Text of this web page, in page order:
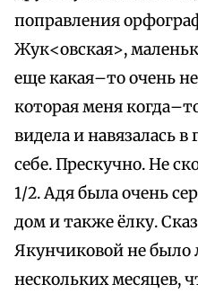
поправления
Жук<овская>,
еще какая–то очень
которая меня
видела и навязалась в
себе. Прескучно. Не
1/2. Адя была очень
дом и также ёлку.
Якунчиковой не было
нескольких месяцев,